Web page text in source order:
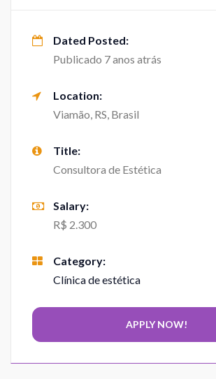
Dated Posted:
Publicado 7 anos atrás
Location:
Viamão, RS, Brasil
Title:
Consultora de Estética
Salary:
R$ 2.300
Category:
Clínica de estética